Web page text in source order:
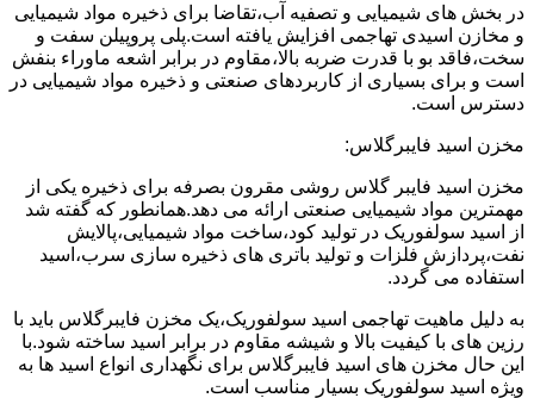
در بخش های شیمیایی و تصفیه آب،تقاضا برای ذخیره مواد شیمیایی
و مخازن اسیدی تهاجمی افزایش یافته است.پلی پروپیلن سفت و
سخت،فاقد بو با قدرت ضربه بالا،مقاوم در برابر اشعه ماوراء بنفش
است و برای بسیاری از کاربردهای صنعتی و ذخیره مواد شیمیایی در
دسترس است.
مخزن اسید فایبرگلاس:
مخزن اسید فایبر گلاس روشی مقرون بصرفه برای ذخیره یکی از
مهمترین مواد شیمیایی صنعتی ارائه می دهد.همانطور که گفته شد
از اسید سولفوریک در تولید کود،ساخت مواد شیمیایی،پالایش
نفت،پردازش فلزات و تولید باتری های ذخیره سازی سرب،اسید
استفاده می گردد.
به دلیل ماهیت تهاجمی اسید سولفوریک،یک مخزن فایبرگلاس باید با
رزین های با کیفیت بالا و شیشه مقاوم در برابر اسید ساخته شود.با
این حال مخزن های اسید فایبرگلاس برای نگهداری انواع اسید ها به
ویژه اسید سولفوریک بسیار مناسب است.